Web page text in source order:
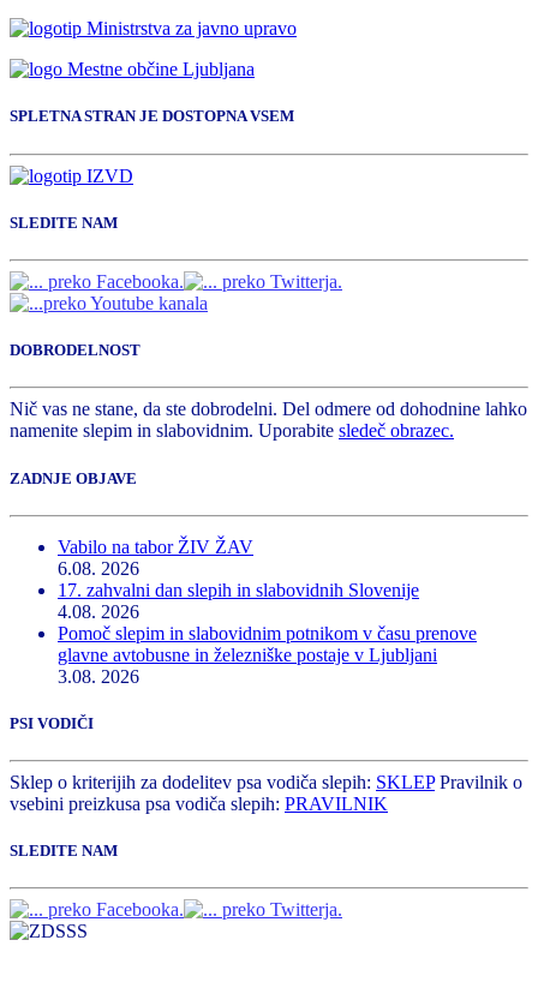
SPLETNA STRAN JE DOSTOPNA VSEM
SLEDITE NAM
DOBRODELNOST
Nič vas ne stane, da ste dobrodelni. Del odmere od dohodnine lahko
namenite slepim in slabovidnim. Uporabite sledeč obrazec.
ZADNJE OBJAVE
Vabilo na tabor ŽIV ŽAV
6.08. 2026
17. zahvalni dan slepih in slabovidnih Slovenije
4.08. 2026
Pomoč slepim in slabovidnim potnikom v času prenove
glavne avtobusne in železniške postaje v Ljubljani
3.08. 2026
PSI VODIČI
Sklep o kriterijih za dodelitev psa vodiča slepih: SKLEPPravilnik o
vsebini preizkusa psa vodiča slepih: PRAVILNIK
SLEDITE NAM